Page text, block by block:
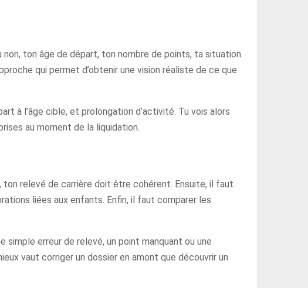
ton âge de départ, ton nombre de points, ta situation
qui permet d’obtenir une vision réaliste de ce que
à l’âge cible, et prolongation d’activité. Tu vois alors
au moment de la liquidation.
relevé de carrière doit être cohérent. Ensuite, il faut
liées aux enfants. Enfin, il faut comparer les
erreur de relevé, un point manquant ou une
vaut corriger un dossier en amont que découvrir un